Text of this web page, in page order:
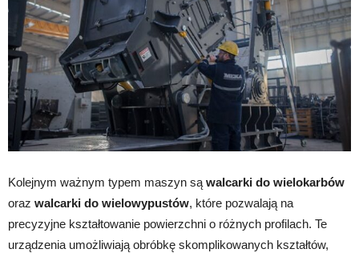
Kolejnym ważnym typem maszyn są walcarki do wielokarbów
oraz walcarki do wielowypustów, które pozwalają na
precyzyjne kształtowanie powierzchni o różnych profilach. Te
urządzenia umożliwiają obróbkę skomplikowanych kształtów,